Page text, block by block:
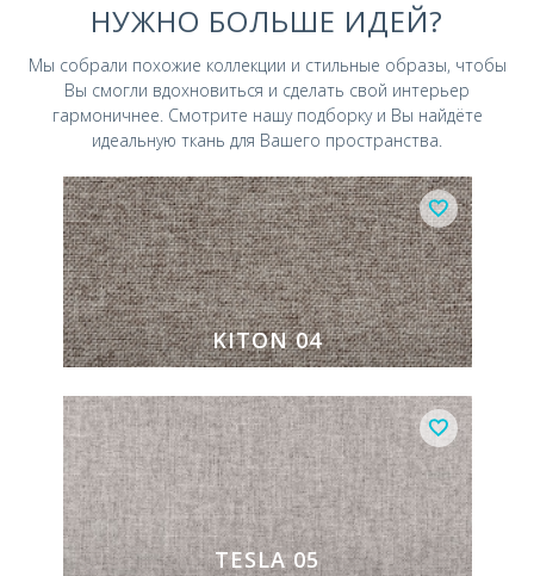
НУЖНО БОЛЬШЕ ИДЕЙ?
Мы собрали похожие коллекции и стильные образы, чтобы
Вы смогли вдохновиться и сделать свой интерьер
гармоничнее. Смотрите нашу подборку и Вы найдёте
идеальную ткань для Вашего пространства.
KITON 04
TESLA 05